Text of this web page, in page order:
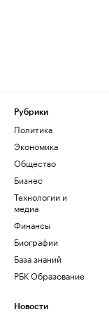
Рубрики
Политика
Экономика
Общество
Бизнес
Технологии и
медиа
Финансы
Биографии
База знаний
РБК Образование
Новости